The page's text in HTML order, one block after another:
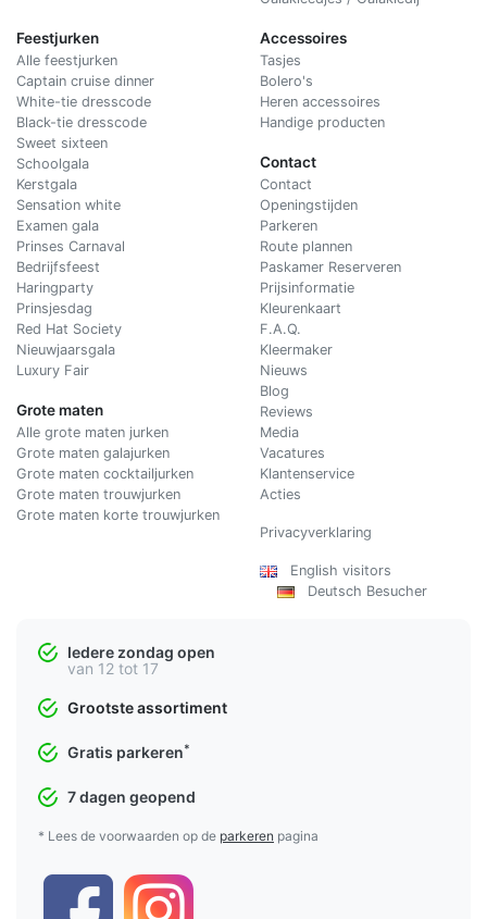
Feestjurken
Alle feestjurken
Captain cruise dinner
White-tie dresscode
Black-tie dresscode
Sweet sixteen
Schoolgala
Kerstgala
Sensation white
Examen gala
Prinses Carnaval
Bedrijfsfeest
Haringparty
Prinsjesdag
Red Hat Society
Nieuwjaarsgala
Luxury Fair
Grote maten
Alle grote maten jurken
Grote maten galajurken
Grote maten cocktailjurken
Grote maten trouwjurken
Grote maten korte trouwjurken
Accessoires
Tasjes
Bolero's
Heren accessoires
Handige producten
Contact
Contact
Openingstijden
Parkeren
Route plannen
Paskamer Reserveren
Prijsinformatie
Kleurenkaart
F.A.Q.
Kleermaker
Nieuws
Blog
Reviews
Media
Vacatures
Klantenservice
Acties
Privacyverklaring
English visitors
Deutsch Besucher
Iedere zondag open
van 12 tot 17
Grootste assortiment
Gratis parkeren*
7 dagen geopend
* Lees de voorwaarden op de parkeren pagina